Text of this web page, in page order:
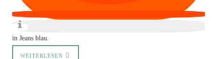
in Jeans blau.
WEITERLESEN